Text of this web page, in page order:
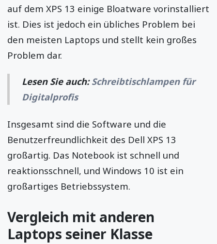
auf dem XPS 13 einige Bloatware vorinstalliert
ist. Dies ist jedoch ein übliches Problem bei
den meisten Laptops und stellt kein großes
Problem dar.
Lesen Sie auch:Schreibtischlampen für
Digitalprofis
Insgesamt sind die Software und die
Benutzerfreundlichkeit des Dell XPS 13
großartig. Das Notebook ist schnell und
reaktionsschnell, und Windows 10 ist ein
großartiges Betriebssystem.
Vergleich mit anderen
Laptops seiner Klasse